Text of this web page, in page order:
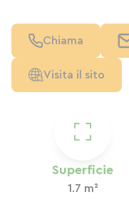
Superficie
1.7 m²
Chiama
Visita il sito